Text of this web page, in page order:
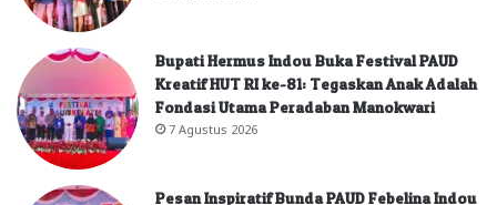
Bupati Hermus Indou Buka Festival PAUD
Kreatif HUT RI ke-81: Tegaskan Anak Adalah
Fondasi Utama Peradaban Manokwari
7 Agustus 2026
Pesan Inspiratif Bunda PAUD Febelina Indou